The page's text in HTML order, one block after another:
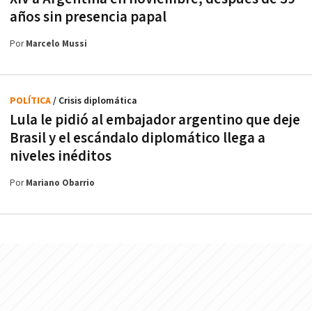
años sin presencia papal
PorMarcelo Mussi
Lula le pidió al embajador argentino que deje
Brasil y el escándalo diplomático llega a
niveles inéditos
POLÍTICA/ Crisis diplomática
PorMariano Obarrio